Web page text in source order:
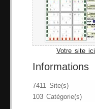
Votre site ici
Informations
7411 Site(s)
103 Catégorie(s)